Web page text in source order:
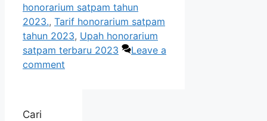
honorarium satpam tahun
2023., Tarif honorarium satpam
tahun 2023, Upah honorarium
satpam terbaru 2023
Leave a
comment
Cari